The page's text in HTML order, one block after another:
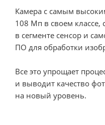
Камера с самым
108 Мп в своем
в сегменте сенсор и
ПО для обработки
Все это упрощает
и выводит качество
на новый уровень.